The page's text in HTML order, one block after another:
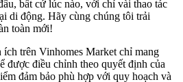
bất cứ lúc nào, với chỉ vài thao tác
di động. Hãy cùng chúng tôi trải
toàn mới!
trên Vinhomes Market chỉ mang
được điều chỉnh theo quyết định của
đảm bảo phù hợp với quy hoạch và